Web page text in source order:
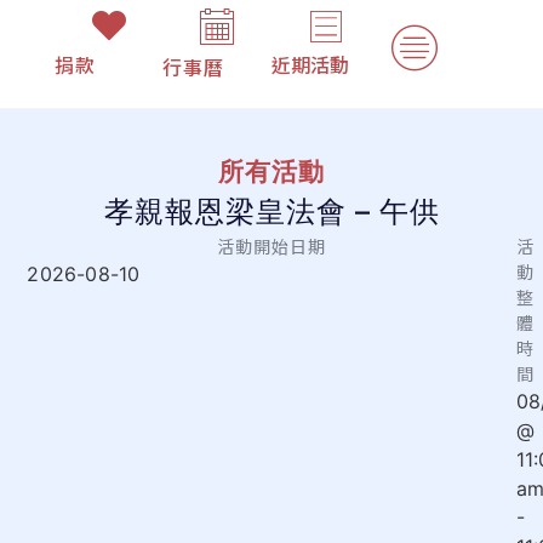
近期活動
行事曆
捐款
所有活動
孝親報恩梁皇法會 – 午供
活動開始日期
2026-08-10
活
動
整
體
時
間
@
am
-